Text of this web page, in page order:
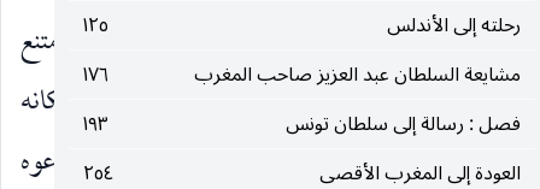
رحلته إلى الأندلس
١٢٥
مشايعة السلطان عبد العزيز صاحب المغرب
١٧٦
فصل : رسالة إلى سلطان تونس
١٩٣
العودة إلى المغرب الأقصى
٢٥٤
استبدادهما ، وخرج للصيد ، فلمّا حاذى الكرك(٥)
امتنع
به ، وتركهم وشأنهم ،(٦)
فجلس بيبرس على التّخت مكانه
، وكاتب الناصر أمراء الشام من مماليك أبيه ، واستدعوه